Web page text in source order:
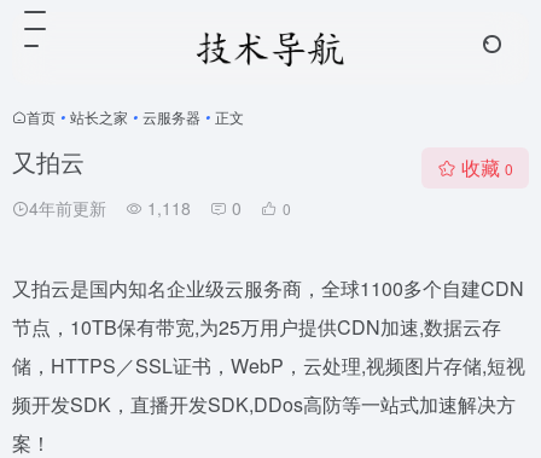
首页 • 站长之家 • 云服务器 • 正文
又拍云
4年前更新 1,118 0 0
收藏 0
又拍云是国内知名企业级云服务商，全球1100多个自建CDN
节点，10TB保有带宽,为25万用户提供CDN加速,数据云存
储，HTTPS／SSL证书，WebP，云处理,视频图片存储,短视
频开发SDK，直播开发SDK,DDos高防等一站式加速解决方
案！